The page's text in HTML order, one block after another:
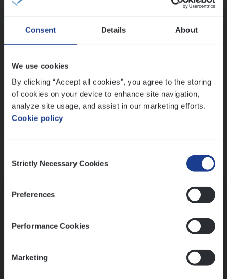
Consent Details About
We use cookies
By clicking “Accept all cookies”, you agree to the storing
of cookies on your device to enhance site navigation,
analyze site usage, and assist in our marketing efforts.
Cookie policy
Selection
Strictly Necessary Cookies
Preferences
Performance Cookies
Marketing
Ons sollicitatieproces
Kennismaking met HR